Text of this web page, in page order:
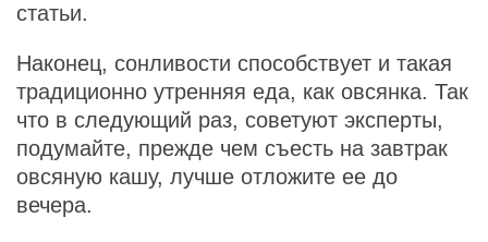
статьи.
Наконец, сонливости способствует и такая
традиционно утренняя еда, как овсянка. Так
что в следующий раз, советуют эксперты,
подумайте, прежде чем съесть на завтрак
овсяную кашу, лучше отложите ее до
вечера.